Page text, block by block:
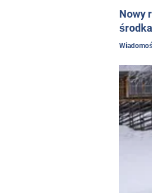
Nowy